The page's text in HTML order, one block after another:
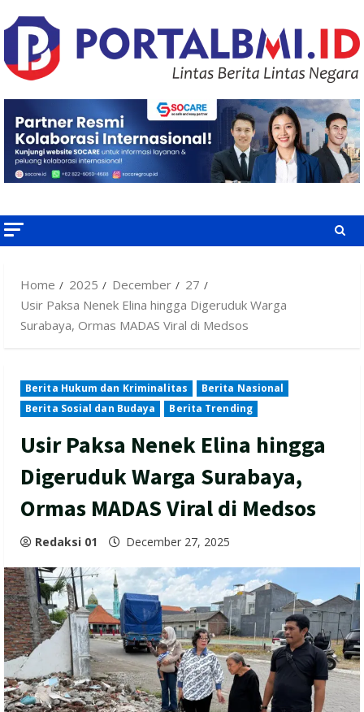
to
content
Home 2025 December
27
Usir Paksa Nenek Elina hingga Digeruduk Warga
Surabaya, Ormas MADAS Viral di Medsos
Berita Hukum dan Kriminalitas
Berita Nasional
Berita Sosial dan Budaya
Berita Trending
Usir Paksa Nenek Elina hingga
Digeruduk Warga Surabaya,
Ormas MADAS Viral di Medsos
Redaksi 01 December 27, 2025